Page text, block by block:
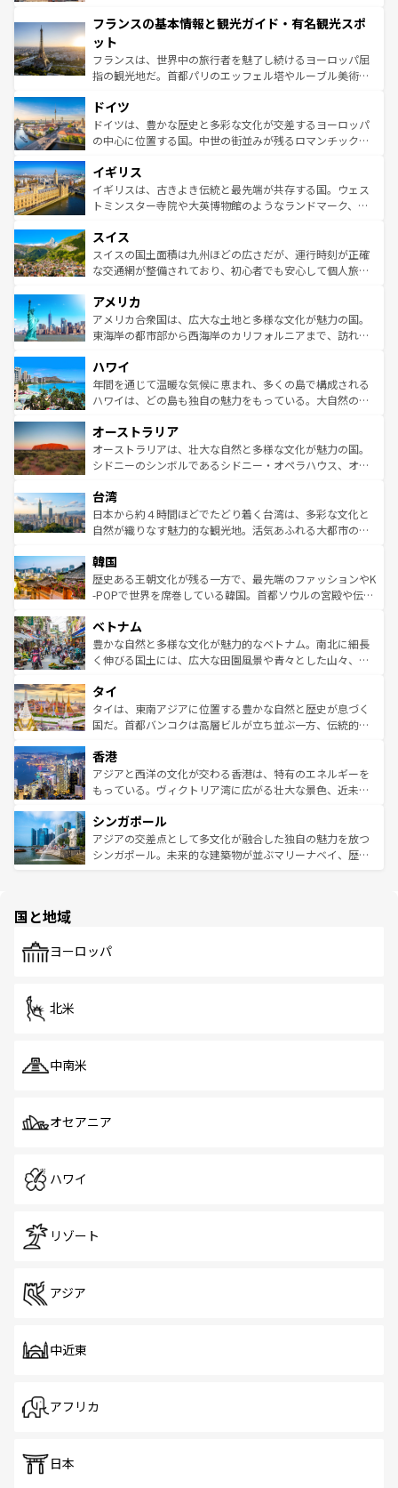
ませてくれるイタリアで、忘れられない旅をしてみよう！
なお、新着のイタリア情報は
しい。
文化が根付くこの国では、情熱的なフラメンコ、熱気あふ
れる闘牛、そして美味しいタパスが生活の一部となってい
る。首都マドリードの洗練された雰囲気や、バルセロナの
アートに溢れた街角から、地方では古代ローマ遺跡や中世
せる。地方によって風土や気候が異なるスペインはその個
性で訪れる人を魅了する。 なお、新着のスペイン情報は コ
ンテンツ一覧を参照してほしい。
フランスの基本情報と観光ガイド・有名観光スポ
ット
フランスは、世界中の旅行者を魅了し続けるヨーロッパ屈
指の観光地だ。首都パリのエッフェル塔やルーブル美術館
で、幅広い魅力が詰まっている。華麗な宮殿、歴史的な大
聖堂、美しいビーチ、そして豊かな自然が、訪れる者を心
から魅了する。また、フランスは美食の国としても知ら
いる。シャンパンの発祥地であるランス、プロヴァンスの
香り高いラベンダー畑など、多彩な楽しみ方が可能だ。さ
らに、パリ以外の地域にも魅力が溢れており、どの街角に
れる地方に足を運ぶとそれぞれで全く異なる文化を体験で
きるだろう。 なお、新着のフランス情報はコンテンツ一覧
を参照してほしい。
ドイツ
ドイツは、豊かな歴史と多彩な文化が交差するヨーロッパ
の中心に位置する国。中世の街並みが残るロマンチック街
顔を持つこの国は、どこを歩いても飽きることがない。ベ
ルリンの文化的活気、バイエルン州のアルプスの絶景、そ
してライン川沿いのワイン畑といった風景は必見。ビール
は、お酒好きな人にはぜひ体験してほしい。 なお、新着の
ドイツ情報はコンテンツ一覧を参照してほしい。
イギリス
イギリスは、古きよき伝統と最先端が共存する国。ウェス
トミンスター寺院や大英博物館のようなランドマーク、歴
リアごとに異なる魅力がある。また、優雅なアフタヌーン
ティー、ビール好きにはたまらない英国パブ、サッカー観
戦など、本場だからこそできる体験も豊富。イギリスを旅
ンツ一覧を参照してほしい。
スイス
スイスの国土面積は九州ほどの広さだが、運行時刻が正確
な交通網が整備されており、初心者でも安心して個人旅行
の建物がそのまま残る町や、スイスならではのユニークな
博物館もあり、アルプス観光だけでなく町歩きも満喫する
ことができる。国民の所得が高いため物価も高いが、旅行
ば市内交通費無料で観光を楽しむこともできる。 なお、新
着のスイス情報はコンテンツ一覧 を参照してほしい。
アメリカ
アメリカ合衆国は、広大な土地と多様な文化が魅力の国。
東海岸の都市部から西海岸のカリフォルニアまで、訪れる
のような巨大都市は、観光、ショッピング、エンターテイ
ンメントが詰まった刺激的なスポットだ。一方、アメリカ
西部には大自然が広がり、グランドキャニオンやイエロー
部のニューオーリンズでは、音楽と美食が融合した独特の
文化が魅力。旅行者はアメリカの各地域で異なる魅力を楽
しみながら、その多様性と豊かな歴史を感じることができ
ならではの贅沢な旅のスタイルだ。 なお、新着のアメリカ
情報はコンテンツ一覧を参照してほしい。
ハワイ
年間を通じて温暖な気候に恵まれ、多くの島で構成される
ハワイは、どの島も独自の魅力をもっている。大自然の神
ワイ島は見逃せない。また、定番の観光地といえばオアフ
島だが、静かな自然を求めるならマウイ島やカウアイ島が
おすすめ。エメラルドグリーンに輝く海をはじめ、豊かな
れるおもてなしの心で訪れる人々を迎えてくれるハワイの
人々、おいしいローカルフードやハワイアンミュージッ
ク、伝統的なフラダンスなど、すべてがハワイの魅力を彩
ワイを、存分に味わってほしい。 なお、新着のハワイ情報
はコンテンツ一覧を参照してほしい。
オーストラリア
オーストラリアは、壮大な自然と多様な文化が魅力の国。
シドニーのシンボルであるシドニー・オペラハウス、オー
リアリーフや大陸中央部にそびえるウルル（エアーズロッ
ク）、タスマニアの美しい原生林やケアンズの熱帯雨林な
ど、見どころがたくさん。また、カフェやワイン、オージ
いる。アクティビティも充実しており、サーフィンやダイ
ビング、ハイキングなど、アウトドア好きにはたまらな
い。オーストラリアの多彩な魅力を存分に味わいつくそ
参照してほしい。
台湾
日本から約４時間ほどでたどり着く台湾は、多彩な文化と
自然が織りなす魅力的な観光地。活気あふれる大都市の台
ン）、静ひつな山岳地帯である台湾東部など、都市の喧騒
と山間の静けさが共存しており、訪れる人に新しい発見と
驚きをもたらしてくれる。また、奥深い台湾の食文化も魅
容にもいいと評判のスイーツなど、バラエティ豊かな料理
が味わえる。 なお、新着の台湾情報は コンテンツ一覧を参
照してほしい。
韓国
歴史ある王朝文化が残る一方で、最先端のファッションやK
-POPで世界を席巻している韓国。首都ソウルの宮殿や伝統
き、地方に足を延ばせば四季折々の自然美を楽しむことが
できる。そして、キムチや焼肉、絶品のストリートフード
まで、さまざまな韓国料理が待っている。夜には、韓国な
リティに包まれながら、韓国の多彩な魅力を心ゆくまで味
わってみてほしい。 なお、新着の韓国情報はコンテンツ一
覧を参照してほしい。
ベトナム
豊かな自然と多様な文化が魅力的なベトナム。南北に細長
く伸びる国土には、広大な田園風景や青々とした山々、世
急速な発展と共に伝統が息づく。ハノイの古い町並みやホ
ーチミン市のフランス統治時代の建物も、独特の雰囲気を
醸し出している。また、バラエティの豊かさとおいしさで
とつ。フォーやバインミー、ベトナムコーヒーなどは、ぜ
ひ現地で味わいたい。どの地域を訪れてもあたたかい人々
が旅行者を迎えてくれるので、きっと忘れられない旅にな
参照してほしい。
タイ
タイは、東南アジアに位置する豊かな自然と歴史が息づく
国だ。首都バンコクは高層ビルが立ち並ぶ一方、伝統的な
の活気が交差している。北部ではチェンマイなどの山岳地
帯で自然と触れ合い、南部ではプーケットやクラビの美し
いビーチでリゾート気分を楽しむことができる。タイ料理
激する。気候は一年中温暖で、どの季節にも異なる楽しみ
が待っている。親しみやすいタイの人々、仏教を中心とし
た文化、そして多様な観光資源が、訪れる旅人を魅了し続
香港
アジアと西洋の文化が交わる香港は、特有のエネルギーを
もっている。ヴィクトリア湾に広がる壮大な景色、近未来
み、どこを訪れても感動するはず。観光スポットが密集し
ており、効率よく見どころを回れるのも魅力。息をのむよ
うな絶景から文化的な体験まで、香港を存分に楽しみ尽く
シンガポール
アジアの交差点として多文化が融合した独自の魅力を放つ
シンガポール。未来的な建築物が並ぶマリーナベイ、歴史
で、ホーカーズは地元の風情を楽しめる外せないスポット
国と地域
ヨーロッパ
北米
中南米
オセアニア
ハワイ
リゾート
アジア
中近東
アフリカ
日本